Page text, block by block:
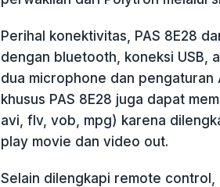
Perihal konektivitas, PAS 8E28
dengan bluetooth, koneksi USB,
dua microphone dan pengaturan
khusus PAS 8E28 juga dapat
avi, flv, vob, mpg) karena
play movie dan video out.
Selain dilengkapi remote control,